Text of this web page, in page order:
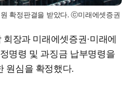
확정판결을 받았다. ⓒ미래에셋증권
장과 미래에셋증권·미래에
명령 및 과징금 납부명령을
원심을 확정했다.